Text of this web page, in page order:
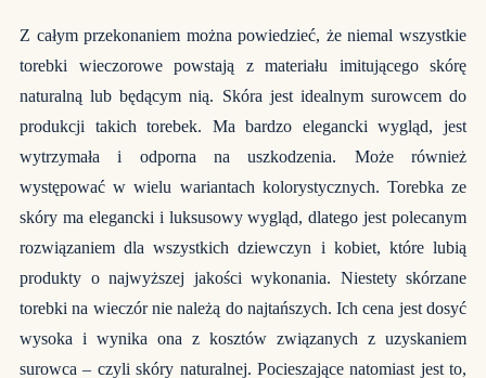
Z całym przekonaniem można powiedzieć, że niemal wszystkie
torebki wieczorowe powstają z materiału imitującego skórę
naturalną lub będącym nią. Skóra jest idealnym surowcem do
produkcji takich torebek. Ma bardzo elegancki wygląd, jest
wytrzymała i odporna na uszkodzenia. Może również
występować w wielu wariantach kolorystycznych. Torebka ze
skóry ma elegancki i luksusowy wygląd, dlatego jest polecanym
rozwiązaniem dla wszystkich dziewczyn i kobiet, które lubią
produkty o najwyższej jakości wykonania. Niestety skórzane
torebki na wieczór nie należą do najtańszych. Ich cena jest dosyć
wysoka i wynika ona z kosztów związanych z uzyskaniem
surowca – czyli skóry naturalnej. Pocieszające natomiast jest to,